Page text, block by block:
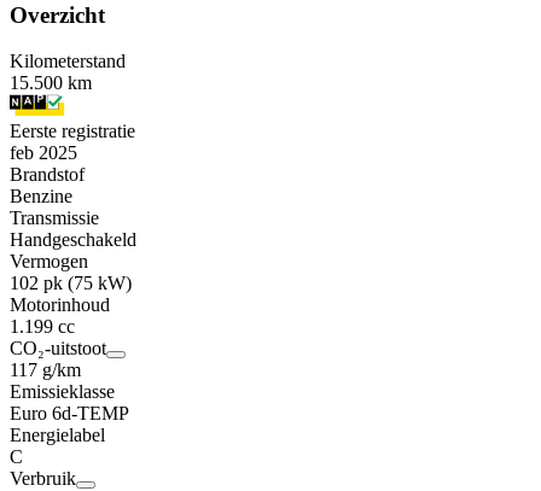
Overzicht
Kilometerstand
15.500 km
Eerste registratie
feb 2025
Brandstof
Benzine
Transmissie
Handgeschakeld
Vermogen
102 pk (75 kW)
Motorinhoud
1.199 cc
CO₂-uitstoot
117 g/km
Emissieklasse
Euro 6d-TEMP
Energielabel
C
Verbruik